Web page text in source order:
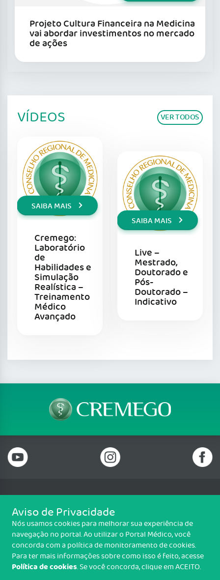
Projeto Cultura Financeira na Medicina
vai abordar investimentos no mercado
de ações
VÍDEOS VER TODOS
SAIBA MAIS
Cremego:
Laboratório
de
Habilidades e
Simulação
Realística –
Treinamento
Médico
Avançado
SAIBA MAIS
Live –
Mestrado,
Doutorado e
Pós-
Doutorado –
Indicativo
Telefone: (62) 3250 4900
Email: cremego@cremego.org.br
Rua T-28, N° 245, Qd. 24, Lotes 19 e 20, Setor Bueno, Goiânia/GO - CEP:
74210-040
Horário de funcionamento: Segunda a Sexta - 08h00 às 18h00
Copyright CREMEGO. Todos os direitos reservados.
Aviso de Privacidade
Nós usamos cookies para melhorar sua experiência de
navegação no portal. Ao utilizar o Portal Médico, você
concorda com a política de monitoramento de cookies.
Para ter mais informações sobre como isso é feito, acesse
Política de cookies. Se você concorda, clique em ACEITO.